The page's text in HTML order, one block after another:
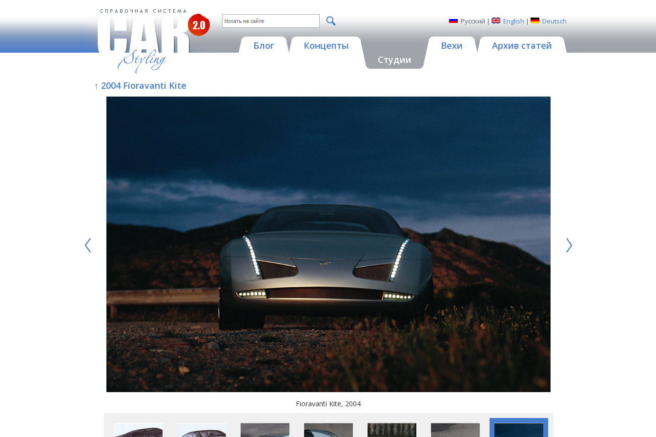
Русский | English | Deutsch
Блог
Концепты
Студии
Вехи Архив статей
↑ 2004 Fioravanti Kite
Fioravanti Kite, 2004